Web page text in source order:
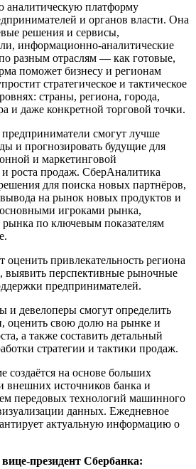
аналитическую платформу
и органов власти. Она
решения и сервисы,
информационно-аналитические
разным отраслям — как готовые,
поможет бизнесу и регионам
стратегическое и тактическое
страны, региона, города,
и даже конкретной торговой точки.
смогут лучше
и прогнозировать будущие для
и маркетинговой
роста продаж. СберАналитика
для поиска новых партнёров,
на рынок новых продуктов и
основными игроками рынка,
по ключевым показателям
оценить привлекательность региона
выявить перспективные рыночные
предпринимателей.
и девелоперы смогут определить
оценить свою долю на рынке и
а также составить детальный
стратегии и тактики продаж.
создаётся на основе больших
внешних источников банка и
передовых технологий машинного
данных. Ежедневное
актуальную информацию о
президент Сбербанка: